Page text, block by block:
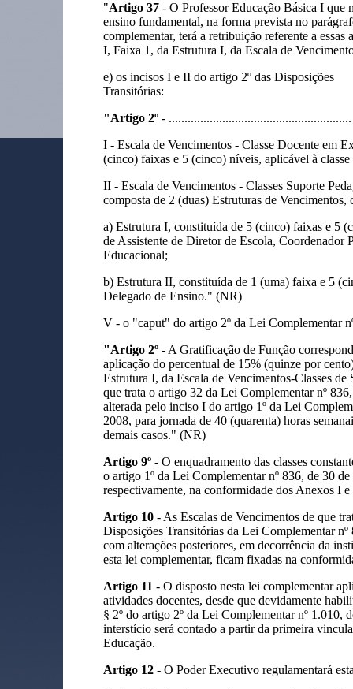
"Artigo 37 - O Professor Educação Básica I que
ensino fundamental, na forma prevista no
complementar, terá a retribuição referente a
I, Faixa 1, da Estrutura I, da Escala de
e) os incisos I e II do artigo 2º das Disposições
Transitórias:
"Artigo 2º - ..........................................................
I - Escala de Vencimentos - Classe Docente em
(cinco) faixas e 5 (cinco) níveis, aplicável à
II - Escala de Vencimentos - Classes Suporte
composta de 2 (duas) Estruturas de Vencimentos,
a) Estrutura I, constituída de 5 (cinco) faixas e 5
de Assistente de Diretor de Escola, Coordenador
Educacional;
b) Estrutura II, constituída de 1 (uma) faixa e 5
Delegado de Ensino." (NR)
V - o "caput" do artigo 2º da Lei Complementar
"Artigo 2º- A Gratificação de Função
aplicação do percentual de 15% (quinze por
Estrutura I, da Escala de Vencimentos-Classes
que trata o artigo 32 da Lei Complementar nº
alterada pelo inciso I do artigo 1º da Lei
2008, para jornada de 40 (quarenta) horas
demais casos." (NR)
Artigo 9º - O enquadramento das classes
o artigo 1º da Lei Complementar nº 836, de 30
respectivamente, na conformidade dos Anexos I e
Artigo 10 - As Escalas de Vencimentos de que
Disposições Transitórias da Lei Complementar
com alterações posteriores, em decorrência da
esta lei complementar, ficam fixadas na
Artigo 11 - O disposto nesta lei complementar
atividades docentes, desde que devidamente
§ 2º do artigo 2º da Lei Complementar nº 1.010,
interstício será contado a partir da primeira
Educação.
Artigo 12- O Poder Executivo regulamentará